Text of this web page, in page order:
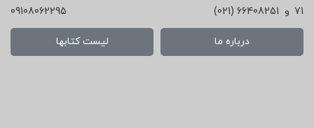
(021) 66408251 و 71
09108062295
درباره ما لیست کتابها